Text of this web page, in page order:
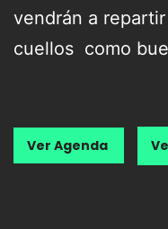
vendrán a
cuellos como
Ver Agenda